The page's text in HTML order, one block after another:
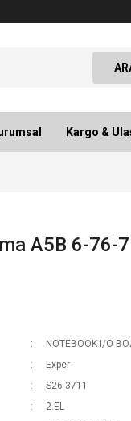
Kargo &
A5B 6-76-
NOTEBOOK I/O
Exper
S26-3711
2.EL